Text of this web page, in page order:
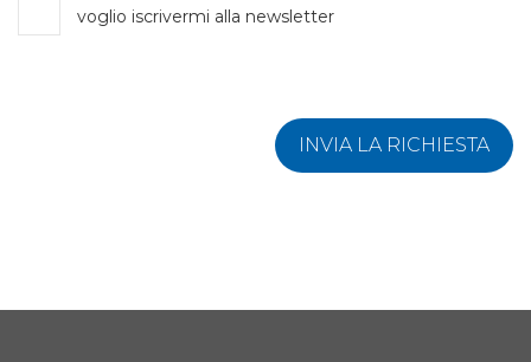
voglio iscrivermi alla newsletter
INVIA LA RICHIESTA